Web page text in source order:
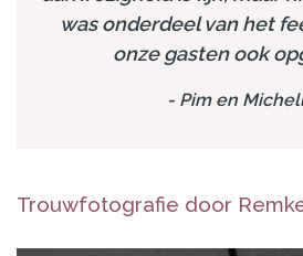
was onderdeel van het
onze gasten ook
- Pim en
Trouwfotografie door